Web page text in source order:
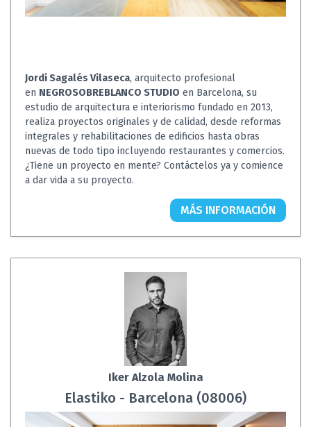
Jordi Sagalés Vilaseca, arquitecto profesional
en NEGROSOBREBLANCO STUDIO en Barcelona, su
estudio de arquitectura e interiorismo fundado en 2013,
realiza proyectos originales y de calidad, desde reformas
integrales y rehabilitaciones de edificios hasta obras
nuevas de todo tipo incluyendo restaurantes y comercios.
¿Tiene un proyecto en mente? Contáctelos ya y comience
a dar vida a su proyecto.
MÁS INFORMACIÓN
Iker Alzola Molina
Elastiko - Barcelona (08006)